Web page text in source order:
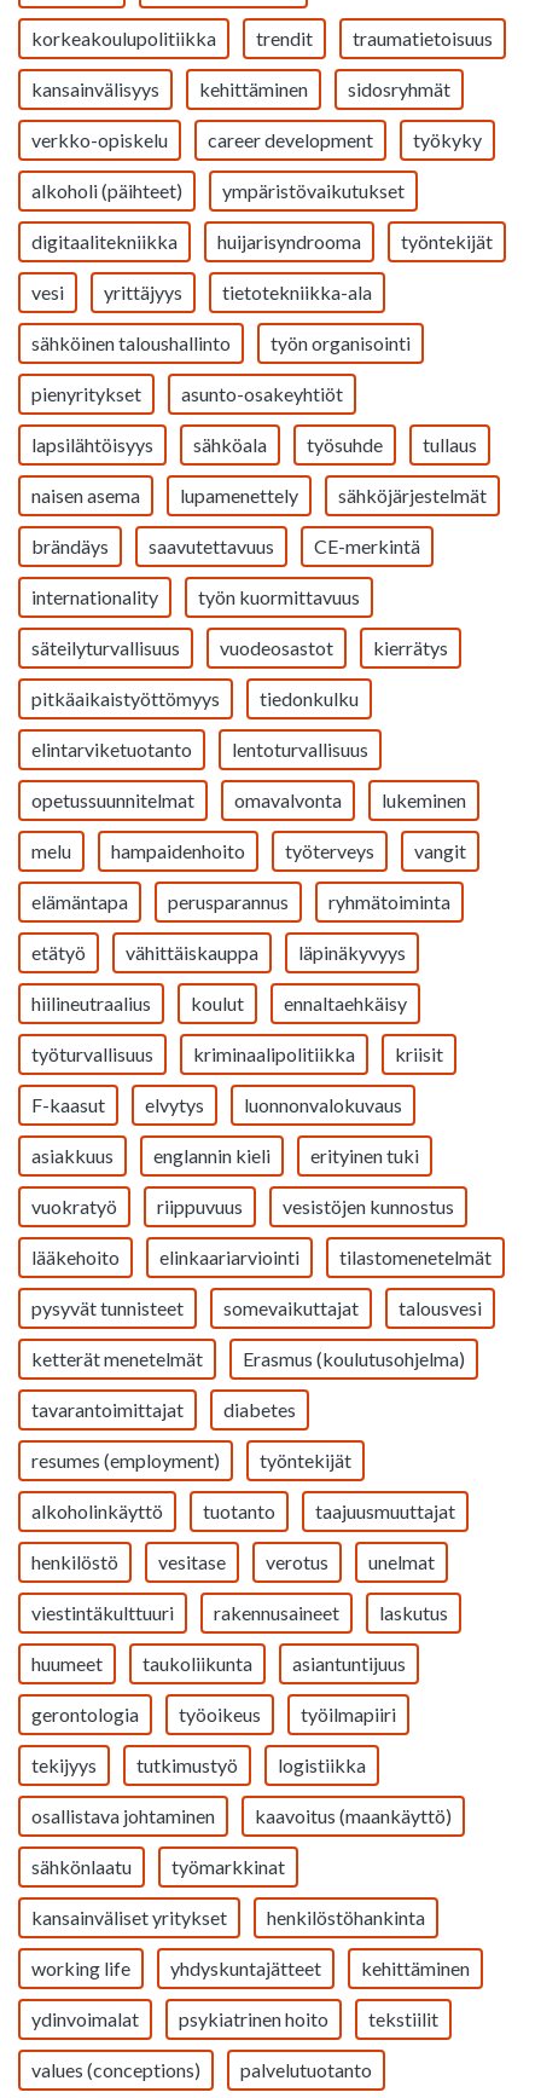
korkeakoulupolitiikka trendit traumatietoisuus
kansainvälisyys kehittäminen sidosryhmät
verkko-opiskelu career development työkyky
alkoholi (päihteet) ympäristövaikutukset
digitaalitekniikka huijarisyndrooma työntekijät
vesi yrittäjyys tietotekniikka-ala
sähköinen taloushallinto työn organisointi
pienyritykset asunto-osakeyhtiöt
lapsilähtöisyys sähköala työsuhde tullaus
naisen asema lupamenettely sähköjärjestelmät
brändäys saavutettavuus CE-merkintä
internationality työn kuormittavuus
säteilyturvallisuus vuodeosastot kierrätys
pitkäaikaistyöttömyys tiedonkulku
elintarviketuotanto lentoturvallisuus
opetussuunnitelmat omavalvonta lukeminen
melu hampaidenhoito työterveys vangit
elämäntapa perusparannus ryhmätoiminta
etätyö vähittäiskauppa läpinäkyvyys
hiilineutraalius koulut ennaltaehkäisy
työturvallisuus kriminaalipolitiikka kriisit
F-kaasut elvytys luonnonvalokuvaus
asiakkuus englannin kieli erityinen tuki
vuokratyö riippuvuus vesistöjen kunnostus
lääkehoito elinkaariarviointi tilastomenetelmät
pysyvät tunnisteet somevaikuttajat talousvesi
ketterät menetelmät Erasmus (koulutusohjelma)
tavarantoimittajat diabetes
resumes (employment) työntekijät
alkoholinkäyttö tuotanto taajuusmuuttajat
henkilöstö vesitase verotus unelmat
viestintäkulttuuri rakennusaineet laskutus
huumeet taukoliikunta asiantuntijuus
gerontologia työoikeus työilmapiiri
tekijyys tutkimustyö logistiikka
osallistava johtaminen kaavoitus (maankäyttö)
sähkönlaatu työmarkkinat
kansainväliset yritykset henkilöstöhankinta
working life yhdyskuntajätteet kehittäminen
ydinvoimalat psykiatrinen hoito tekstiilit
values (conceptions) palvelutuotanto